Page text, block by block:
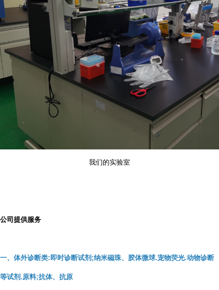
我们的实验室
公司提供服务
一、体外诊断类:即时诊断试剂;纳米磁珠、胶体微球.宠物荧光.动物诊断
等试剂.原料;抗体、抗原